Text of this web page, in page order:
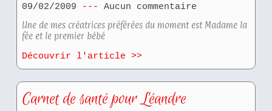
09/02/2009
Aucun commentaire
Une de mes créatrices préférées du moment est Madame la
fée et le premier bébé
Découvrir l'article >>
Carnet de santé pour Léandre